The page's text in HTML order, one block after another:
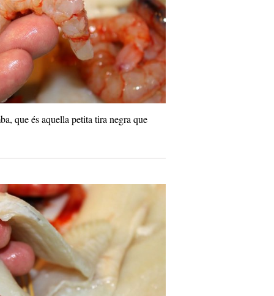
que és aquella petita tira negra que